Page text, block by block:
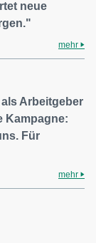
neue
mehr
Arbeitgeber
Kampagne:
Für
mehr